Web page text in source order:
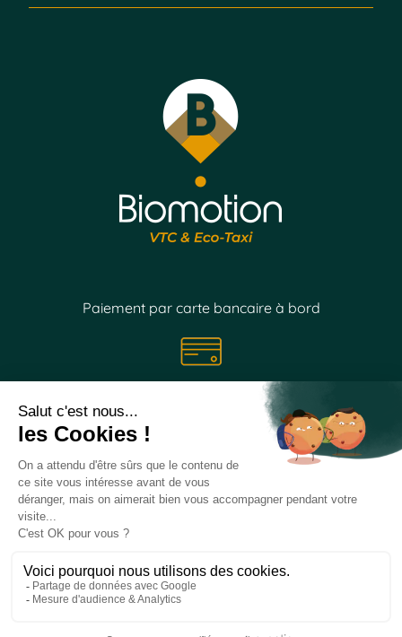
Paiement par carte bancaire à bord
Suivez nos
actualités
sur les réseaux sociaux
Site créé par Biomotion formé par Coffee Marketing - Agence